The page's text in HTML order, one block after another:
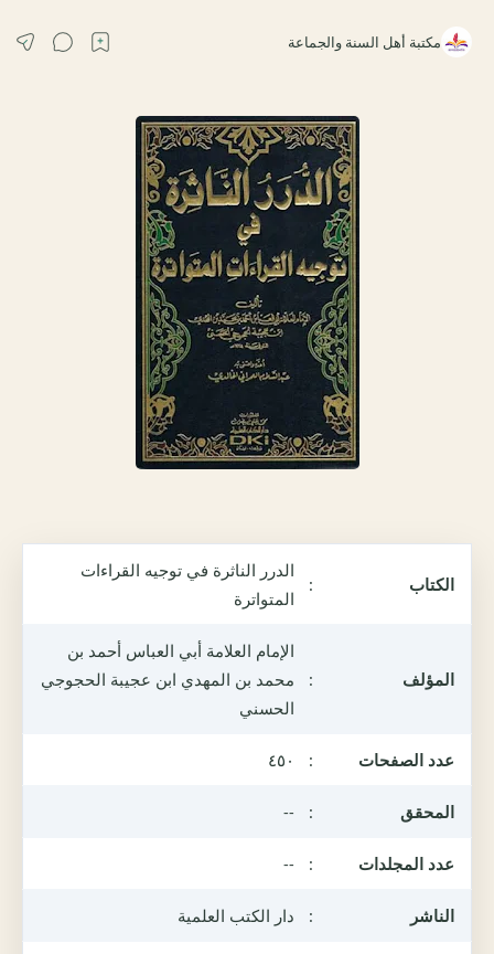
الكتاب :
الدرر الناثرة في توجيه القراءات
المتواترة
المؤلف :
الإمام العلامة أبي العباس أحمد بن
محمد بن المهدي ابن عجيبة الحجوجي
الحسني
عدد الصفحات : ٤٥٠
المحقق :
--
عدد المجلدات :
--
الناشر : دار الكتب العلمية